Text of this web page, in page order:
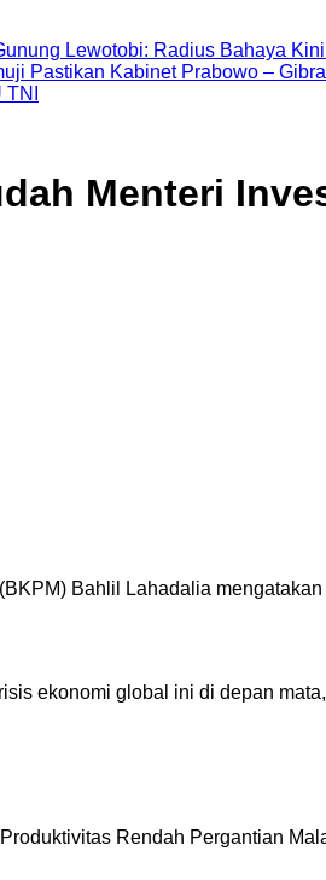
Lewotobi: Radius Bahaya
Pastikan Kabinet Prabowo –
Menteri
Bahlil Lahadalia
ekonomi global ini di depan
Rendah Pergantian